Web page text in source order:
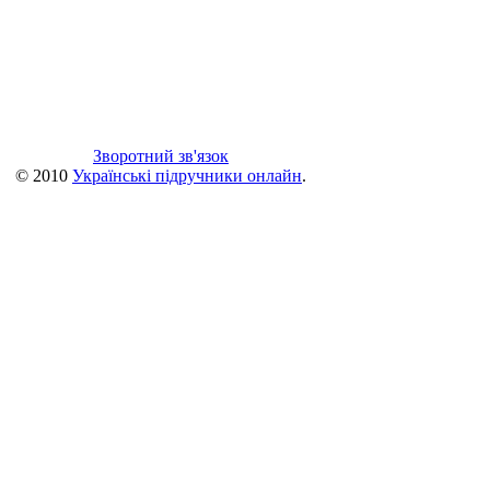
Зворотний зв'язок
© 2010 Українські підручники онлайн.